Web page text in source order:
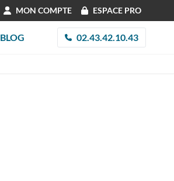
MON COMPTE ESPACE PRO
BLOG 02.43.42.10.43